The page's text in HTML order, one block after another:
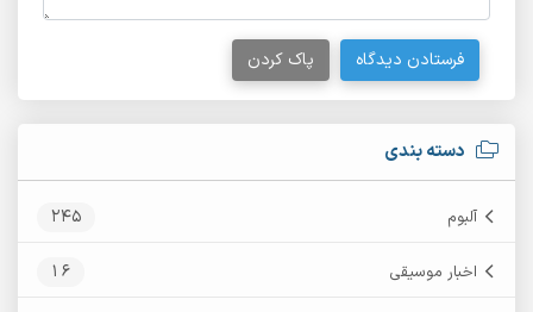
دسته بندی
آلبوم 245
اخبار موسیقی 16
فرستادن دیدگاه پاک کردن